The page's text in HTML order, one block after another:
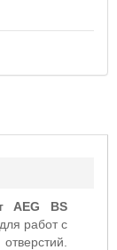
AEG BS
работ с